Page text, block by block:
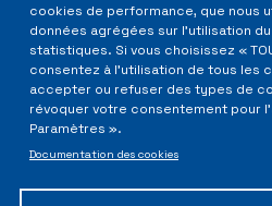
cookies de performance, que nous
données agrégées sur l'utilisation
statistiques. Si vous choisissez «
consentez à l'utilisation de tous les
accepter ou refuser des types de
révoquer votre consentement pour
Paramètres ».
Documentation des cookies
Menu
Pied
de
page
Mobile
Plan du site
Accessibilité numérique